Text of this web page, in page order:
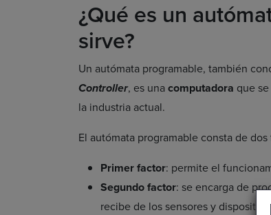
¿Qué es un
sirve?
Un autómata programable, también
Controller, es unacomputadora que
la industria actual.
El autómata programable consta de dos
Primer factor: permite el
Segundo factor: se encarga de
recibe de los sensores y